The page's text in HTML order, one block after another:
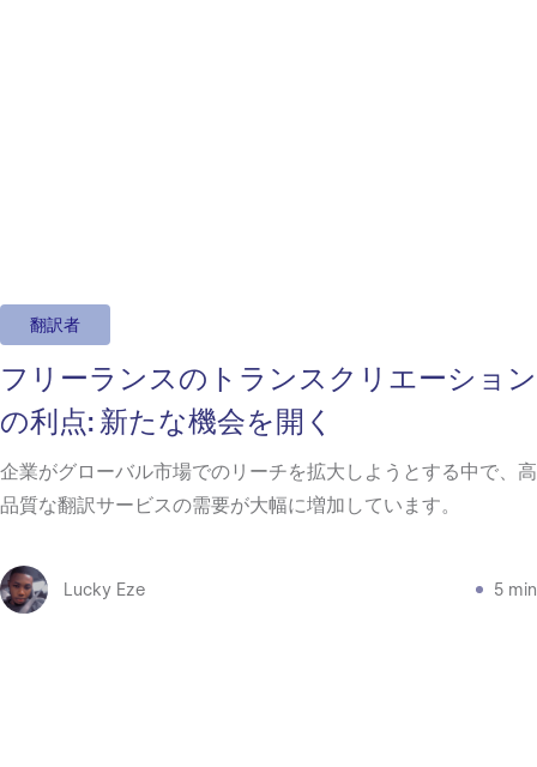
翻訳者
フリーランスのトランスクリエーション
の利点: 新たな機会を開く
企業がグローバル市場でのリーチを拡大しようとする中で、高
品質な翻訳サービスの需要が大幅に増加しています。
Lucky Eze 5 min